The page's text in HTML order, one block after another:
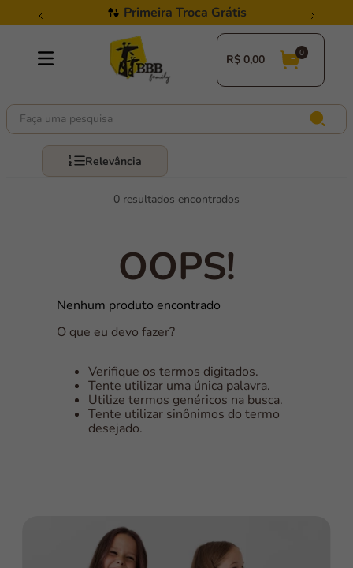
Primeira Troca Grátis
R$0,00
Faça uma pesquisa
Relevância
0
OOPS!
Nenhum produto encontrado
O que eu devo fazer?
Verifique os termos digitados.
Tente utilizar uma única palavra.
Utilize termos genéricos na busca.
Tente utilizar sinônimos do termo
desejado.